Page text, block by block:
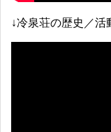
↓冷泉荘の歴史／